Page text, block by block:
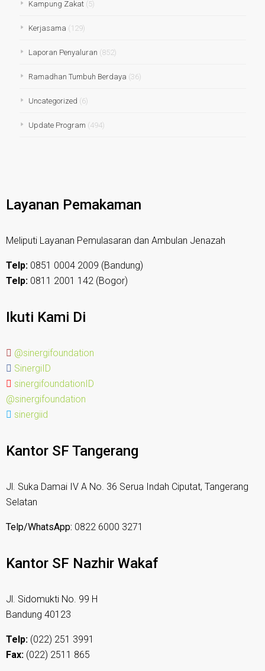
Kampung Zakat(5)
Kerjasama (129)
Laporan Penyaluran (852)
Ramadhan Tumbuh Berdaya (36)
Uncategorized (6)
Update Program (494)
Layanan Pemakaman
Meliputi Layanan Pemulasaran dan Ambulan Jenazah
Telp: 0851 0004 2009 (Bandung)
Telp: 0811 2001 142 (Bogor)
Ikuti Kami Di
@sinergifoundation
SinergiID
sinergifoundationID
@sinergifoundation
sinergiid
Kantor SF Tangerang
Jl. Suka Damai IV A No. 36 Serua Indah Ciputat, Tangerang
Selatan
Telp/WhatsApp: 0822 6000 3271
Kantor SF Nazhir Wakaf
Jl. Sidomukti No. 99 H
Bandung 40123
Telp: (022) 251 3991
Fax: (022) 2511 865